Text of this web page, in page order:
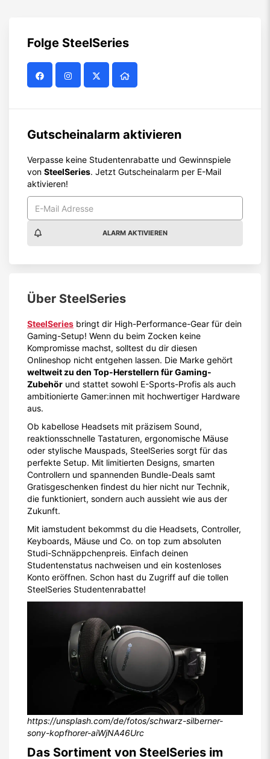
Folge SteelSeries
Gutscheinalarm aktivieren
Verpasse keine Studentenrabatte und Gewinnspiele
von SteelSeries. Jetzt Gutscheinalarm per E-Mail
aktivieren!
ALARM AKTIVIEREN
Über SteelSeries
SteelSeries bringt dir High-Performance-Gear für dein
Gaming-Setup! Wenn du beim Zocken keine
Kompromisse machst, solltest du dir diesen
Onlineshop nicht entgehen lassen. Die Marke gehört
weltweit zu den Top-Herstellern für Gaming-
Zubehör und stattet sowohl E-Sports-Profis als auch
ambitionierte Gamer:innen mit hochwertiger Hardware
aus.
Ob kabellose Headsets mit präzisem Sound,
reaktionsschnelle Tastaturen, ergonomische Mäuse
oder stylische Mauspads, SteelSeries sorgt für das
perfekte Setup. Mit limitierten Designs, smarten
Controllern und spannenden Bundle-Deals samt
Gratisgeschenken findest du hier nicht nur Technik,
die funktioniert, sondern auch aussieht wie aus der
Zukunft.
Mit iamstudent bekommst du die Headsets, Controller,
Keyboards, Mäuse und Co. on top zum absoluten
Studi-Schnäppchenpreis. Einfach deinen
Studentenstatus nachweisen und ein kostenloses
Konto eröffnen. Schon hast du Zugriff auf die tollen
SteelSeries Studentenrabatte!
https://unsplash.com/de/fotos/schwarz-silberner-
sony-kopfhorer-aiWjNA46Urc
Das Sortiment von SteelSeries im